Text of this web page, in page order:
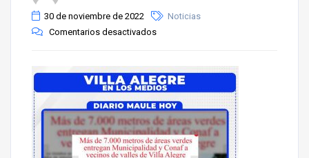
30 de noviembre de 2022
Noticias
Comentarios desactivados